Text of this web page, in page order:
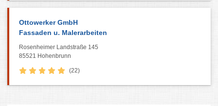
Ottowerker GmbH
Fassaden u. Malerarbeiten
Rosenheimer Landstraße 145
85521 Hohenbrunn
(22)